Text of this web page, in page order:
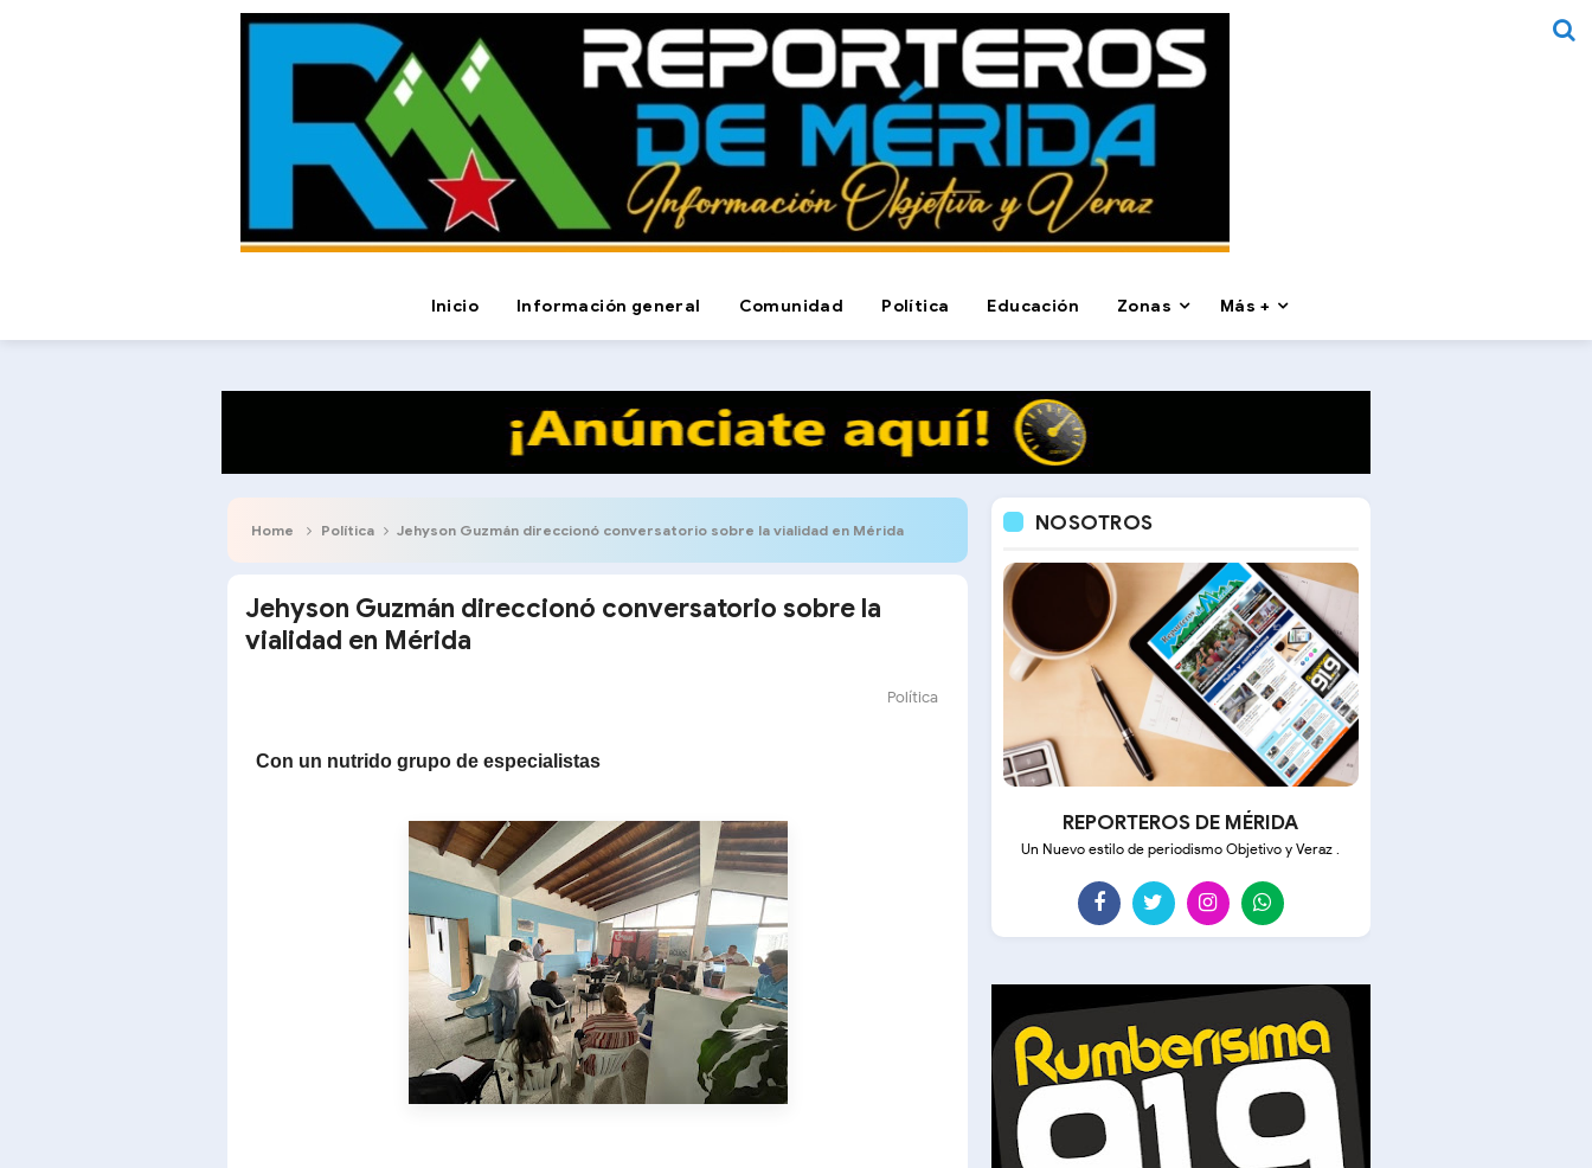
Inicio Información general Comunidad Política Educación Zonas Más +
Home Política Jehyson Guzmán direccionó conversatorio sobre la vialidad en Mérida
Jehyson Guzmán direccionó conversatorio sobre la
vialidad en Mérida
Política
Con un nutrido grupo de especialistas
NOSOTROS
REPORTEROS DE MÉRIDA
Un Nuevo estilo de periodismo Objetivo y Veraz .